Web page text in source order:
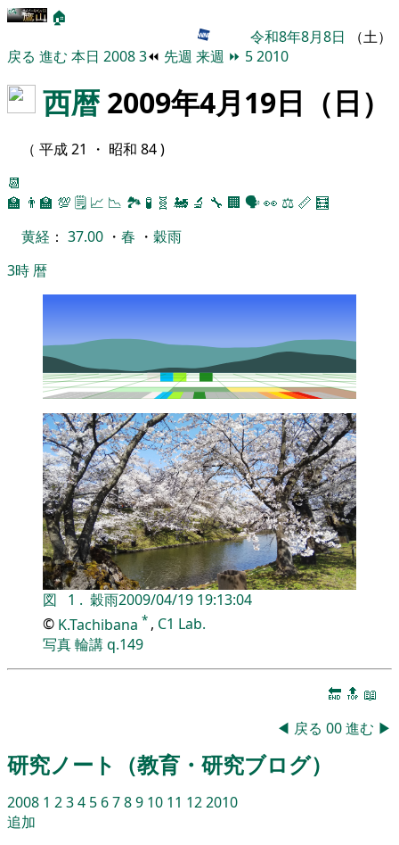
🏠
令和8年8月8日 （土）
戻る 進む 本日 20083⏪ 先週 来週 ⏩ 52010
西暦 2009年4月19日（日）
（ 平成 21 ・ 昭和 84 )
📆
🏫 👨‍🏫 💯 🗒️ 📈 📉 🏞 🧪 🧬 🚂 🔬 🔧 🏢 🗣️👀 ⚖️ 📏 🧮
黄経 ： 37.00 ・ 春 ・ 穀雨
3時 暦
図 1 . 穀雨2009/04/19 19:13:04
© K.Tachibana * , C1 Lab.
写真輪講q.149
🔚 🔝 📖
◀ 戻る 00進む ▶
研究ノート（教育・研究ブログ）
2008 1 234 5 6789 10 11 122010
追加